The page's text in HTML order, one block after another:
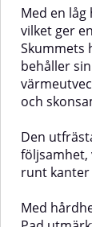
och kanter –
jämnt
hårdhet på 4
på 2 är Polish &
särskilt
finisharbete
slutpolering och
skyddGer hög
skapa nya
(23 mm) för
behåller
värmeFlexibel,
Med en
vilket ger
Skummets
behåller
och
Den
följsamhet,
runt
Med